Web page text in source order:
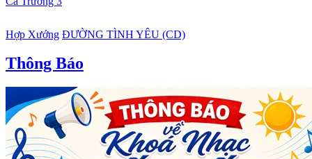
Hợp Xướng ĐƯỜNG TÌNH YÊU (CD)
Thông Báo